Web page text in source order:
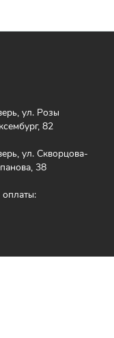
ул. Розы
82
ул. Скворцова-
38